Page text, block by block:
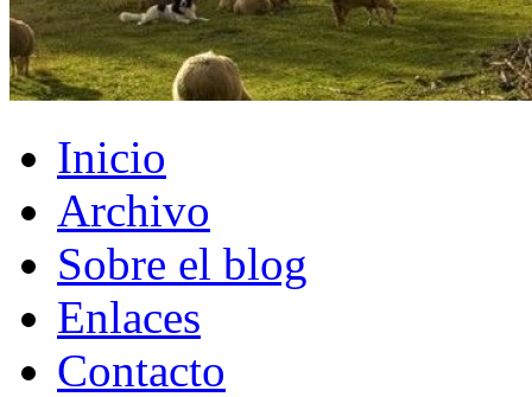
Inicio
Archivo
Sobre el blog
Enlaces
Contacto